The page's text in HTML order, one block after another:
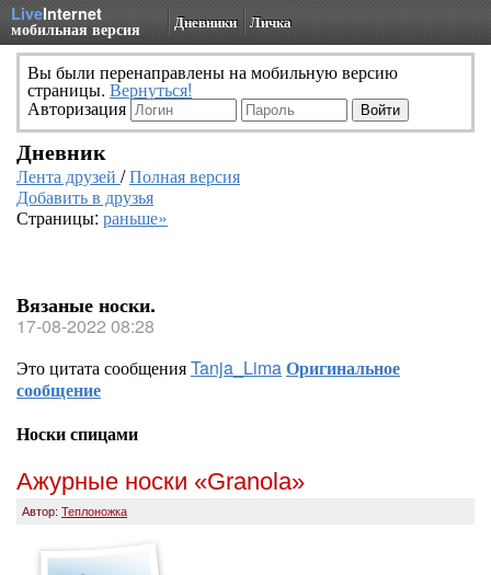
LiveInternet
мобильная версия Дневники Личка
Вы были перенаправлены на мобильную версию
страницы. Вернуться!
Авторизация
Дневник
Лента друзей /Полная версия
Добавить в друзья
Страницы: раньше»
Вязаные носки.
17-08-2022 08:28
Это цитата сообщенияTanja_LimaОригинальное
сообщение
Носки спицами
Ажурные носки «Granola»
Автор: Теплоножка